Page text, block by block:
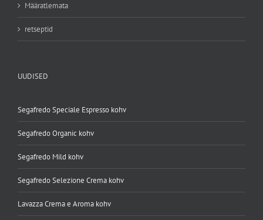
Määratlemata
retseptid
UUDISED
Segafredo Speciale Espresso kohv
Segafredo Organic kohv
Segafredo Mild kohv
Segafredo Selezione Crema kohv
Lavazza Crema e Aroma kohv